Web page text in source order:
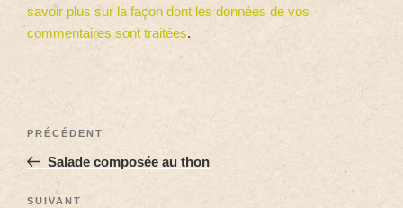
savoir plus sur la façon dont les données de vos
commentaires sont traitées.
PRÉCÉDENT
Salade composée au thon
SUIVANT